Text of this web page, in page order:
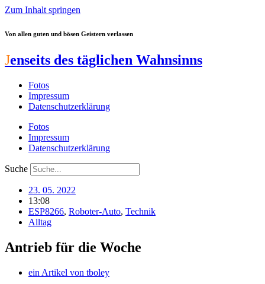
Zum Inhalt springen
Von allen guten und bösen Geistern verlassen
Jenseits des täglichen Wahnsinns
Fotos
Impressum
Datenschutzerklärung
Fotos
Impressum
Datenschutzerklärung
Suche
23. 05. 2022
13:08
ESP8266, Roboter-Auto, Technik
Alltag
Antrieb für die Woche
ein Artikel von tboley